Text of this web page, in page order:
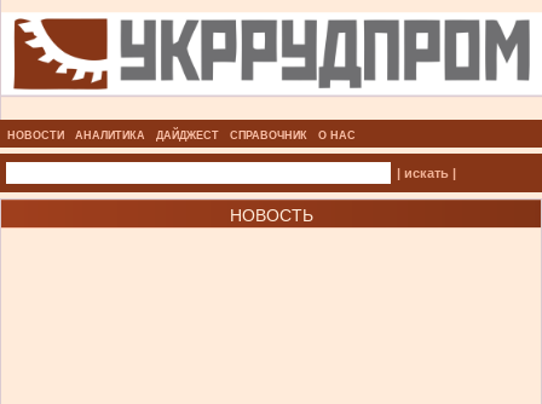
НОВОСТИ АНАЛИТИКА ДАЙДЖЕСТ СПРАВОЧНИК О НАС
| искать |
НОВОСТЬ